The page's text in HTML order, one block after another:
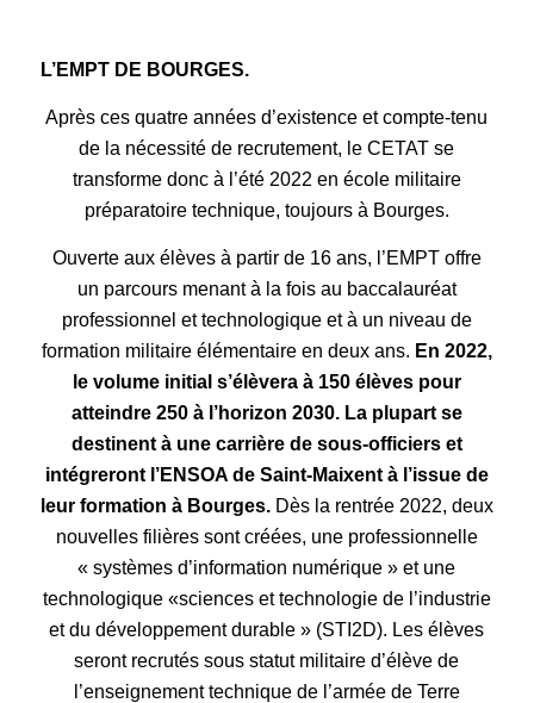
L’EMPT DE BOURGES.
Après ces quatre annéesd’existence et compte-tenu
de la nécessité de recrutement, le CETAT se
transforme donc à l’été 2022 en école militaire
préparatoire technique, toujours à Bourges.
Ouverte aux élèves à partir de 16 ans, l’EMPT offre
un parcours menant à la fois au baccalauréat
professionnel et technologique et à un niveau de
formation militaire élémentaire en deux ans. En 2022,
le volume initial s’élèvera à 150 élèves pour
atteindre 250 à l’horizon 2030. La plupart se
destinent à une carrière de sous-officiers et
intégreront l’ENSOA de Saint-Maixent à l’issue de
leur formation à Bourges.Dès la rentrée 2022, deux
nouvellesfilières sont créées, une professionnelle
«systèmes d’information numérique »et une
technologique «sciences et technologie de l’industrie
et du développement durable » (STI2D). Les élèves
seront recrutés sous statut militaire d’élève de
l’enseignement technique de l’armée de Terre